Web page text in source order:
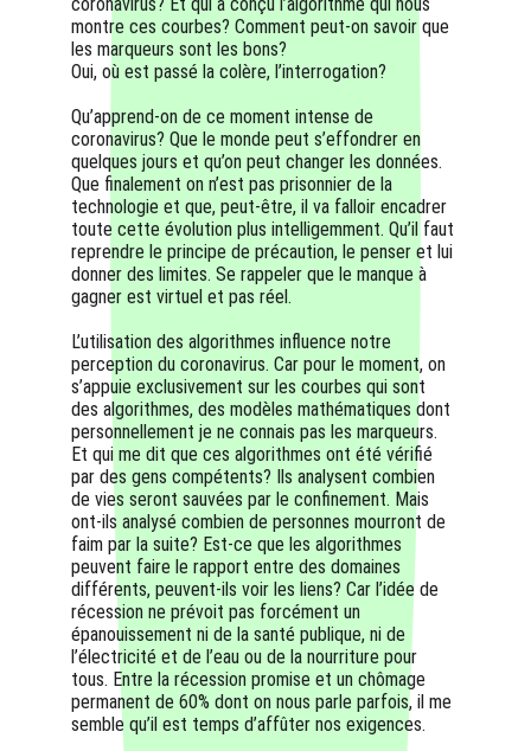
montre ces courbes? Comment peut-on savoir que
les marqueurs sont les bons?
Oui, où est passé la colère, l’interrogation?
Qu’apprend-on de ce moment intense de
coronavirus? Que le monde peut s’effondrer en
quelques jours et qu’on peut changer les données.
Que finalement on n’est pas prisonnier de la
technologie et que, peut-être, il va falloir encadrer
toute cette évolution plus intelligemment. Qu’il faut
reprendre le principe de précaution, le penser et lui
donner des limites. Se rappeler que le manque à
gagner est virtuel et pas réel.
L’utilisation des algorithmes influence notre
perception du coronavirus. Car pour le moment, on
s’appuie exclusivement sur les courbes qui sont
des algorithmes, des modèles mathématiques dont
personnellement je ne connais pas les marqueurs.
Et qui me dit que ces algorithmes ont été vérifié
par des gens compétents? Ils analysent combien
de vies seront sauvées par le confinement. Mais
ont-ils analysé combien de personnes mourront de
faim par la suite? Est-ce que les algorithmes
peuvent faire le rapport entre des domaines
différents, peuvent-ils voir les liens? Car l’idée de
récession ne prévoit pas forcément un
épanouissement ni de la santé publique, ni de
l’électricité et de l’eau ou de la nourriture pour
tous. Entre la récession promise et un chômage
permanent de 60% dont on nous parle parfois, il me
semble qu’il est temps d’affûter nos exigences.